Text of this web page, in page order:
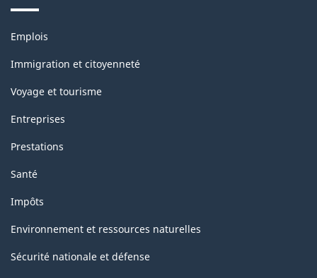
Thèmes
sujets
Emplois
Immigration et citoyenneté
Voyage et tourisme
Entreprises
Prestations
Santé
Impôts
Environnement et ressources naturelles
Sécurité nationale et défense